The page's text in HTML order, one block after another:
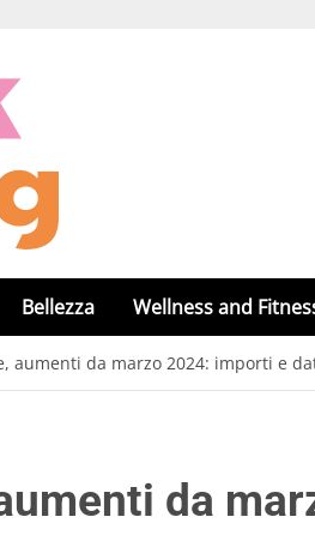
Bellezza Wellness and
aumenti da marzo 2024: importi e
da